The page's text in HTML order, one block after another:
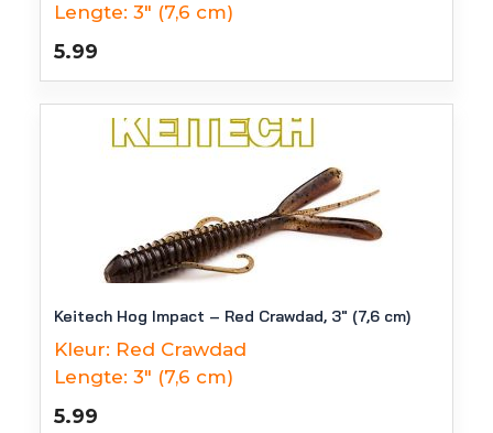
Lengte: 3" (7,6 cm)
5.99
Keitech Hog Impact – Red Crawdad, 3″ (7,6 cm)
Kleur: Red Crawdad
Lengte: 3" (7,6 cm)
5.99